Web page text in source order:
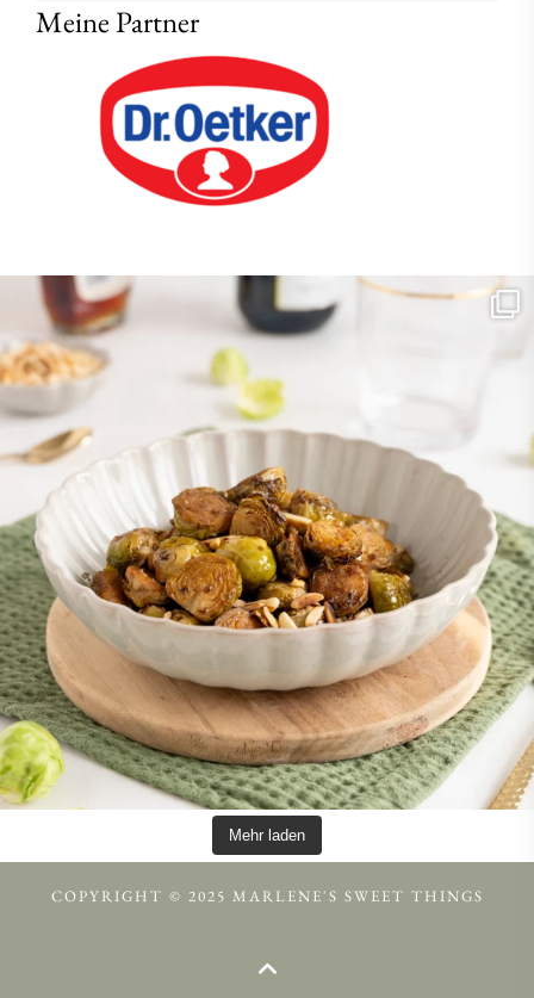
Meine Partner
Mehr laden
COPYRIGHT © 2025 MARLENE'S SWEET THINGS